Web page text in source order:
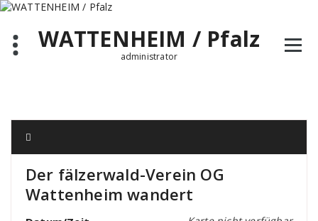
Zum
springenWATTENHEIM / Pfalz
administrator
Der fälzerwald-Verein OG
Wattenheim wandert